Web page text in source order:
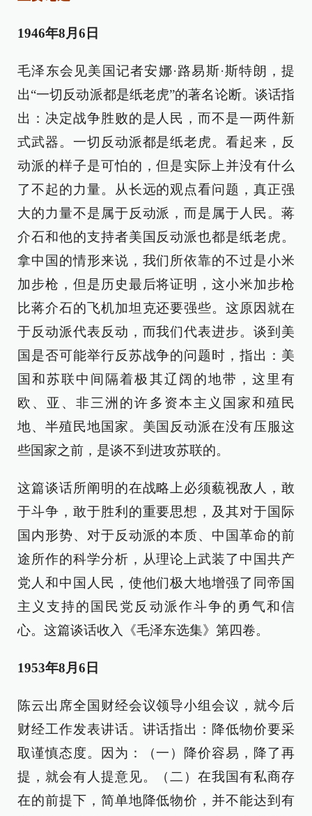
1946年8月6日
毛泽东会见美国记者安娜·路易斯·斯特朗，提
出“一切反动派都是纸老虎”的著名论断。谈话指
出：决定战争胜败的是人民，而不是一两件新
式武器。一切反动派都是纸老虎。看起来，反
动派的样子是可怕的，但是实际上并没有什么
了不起的力量。从长远的观点看问题，真正强
大的力量不是属于反动派，而是属于人民。蒋
介石和他的支持者美国反动派也都是纸老虎。
拿中国的情形来说，我们所依靠的不过是小米
加步枪，但是历史最后将证明，这小米加步枪
比蒋介石的飞机加坦克还要强些。这原因就在
于反动派代表反动，而我们代表进步。谈到美
国是否可能举行反苏战争的问题时，指出：美
国和苏联中间隔着极其辽阔的地带，这里有
欧、亚、非三洲的许多资本主义国家和殖民
地、半殖民地国家。美国反动派在没有压服这
些国家之前，是谈不到进攻苏联的。
这篇谈话所阐明的在战略上必须藐视敌人，敢
于斗争，敢于胜利的重要思想，及其对于国际
国内形势、对于反动派的本质、中国革命的前
途所作的科学分析，从理论上武装了中国共产
党人和中国人民，使他们极大地增强了同帝国
主义支持的国民党反动派作斗争的勇气和信
心。这篇谈话收入《毛泽东选集》第四卷。
1953年8月6日
陈云出席全国财经会议领导小组会议，就今后
财经工作发表讲话。讲话指出：降低物价要采
取谨慎态度。因为：（一）降价容易，降了再
提，就会有人提意见。（二）在我国有私商存
在的前提下，简单地降低物价，并不能达到有